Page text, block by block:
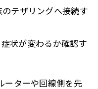
テザリングへ接続す
状が変わるか確認す
ーターや回線側を先